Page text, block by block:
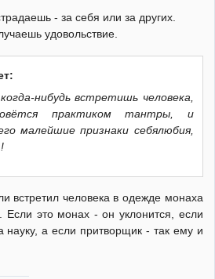
- за себя или за других.
удовольствие.
нибудь встретишь человека,
практиком тантры, и
малейшие признаки себялюбия,
встретил человека в одежде монаха
Если это монах - он уклонится, если
науку, а если притворщик - так ему и